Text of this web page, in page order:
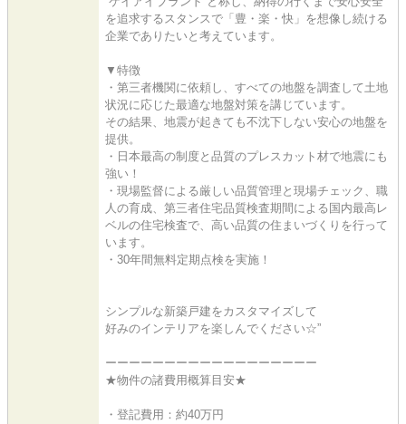
を追求するスタンスで「豊・楽・快」を想像し続ける
企業でありたいと考えています。
▼特徴
・第三者機関に依頼し、すべての地盤を調査して土地
状況に応じた最適な地盤対策を講じています。
その結果、地震が起きても不沈下しない安心の地盤を
提供。
・日本最高の制度と品質のプレスカット材で地震にも
強い！
・現場監督による厳しい品質管理と現場チェック、職
人の育成、第三者住宅品質検査期間による国内最高レ
ベルの住宅検査で、高い品質の住まいづくりを行って
います。
・30年間無料定期点検を実施！
シンプルな新築戸建をカスタマイズして
好みのインテリアを楽しんでください☆”
ーーーーーーーーーーーーーーーーーー
★物件の諸費用概算目安★
・登記費用：約40万円